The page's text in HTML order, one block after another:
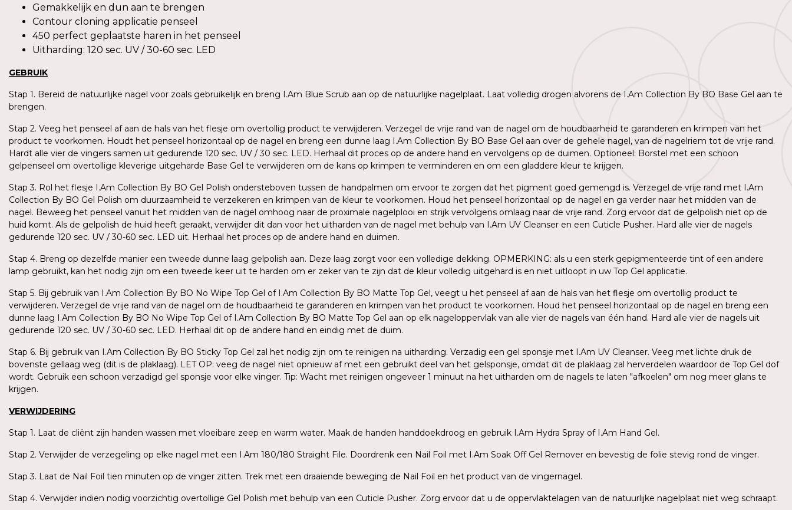
Gemakkelijk en dun aan te brengen
Contour cloning applicatie penseel
450 perfect geplaatste haren in het penseel
Uitharding: 120 sec. UV / 30-60 sec. LED
GEBRUIK
Stap 1. Bereid de natuurlijke nagel voor zoals gebruikelijk en breng I.Am Blue Scrub aan op de natuurlijke nagelplaat. Laat volledig drogen alvorens de I.Am Collection By BO Base Gel aan te
brengen.
Stap 2. Veeg het penseel af aan de hals van het flesje om overtollig product te verwijderen. Verzegel de vrije rand van de nagel om de houdbaarheid te garanderen en krimpen van het
product te voorkomen. Houdt het penseel horizontaal op de nagel en breng een dunne laag I.Am Collection By BO Base Gel aan over de gehele nagel, van de nagelriem tot de vrije rand.
Hardt alle vier de vingers samen uit gedurende 120 sec. UV / 30 sec. LED. Herhaal dit proces op de andere hand en vervolgens op de duimen. Optioneel: Borstel met een schoon
gelpenseel om overtollige kleverige uitgeharde Base Gel te verwijderen om de kans op krimpen te verminderen en om een gladdere kleur te krijgen.
Stap 3. Rol het flesje I.Am Collection By BO Gel Polish ondersteboven tussen de handpalmen om ervoor te zorgen dat het pigment goed gemengd is. Verzegel de vrije rand met I.Am
Collection By BO Gel Polish om duurzaamheid te verzekeren en krimpen van de kleur te voorkomen. Houd het penseel horizontaal op de nagel en ga verder naar het midden van de
nagel. Beweeg het penseel vanuit het midden van de nagel omhoog naar de proximale nagelplooi en strijk vervolgens omlaag naar de vrije rand. Zorg ervoor dat de gelpolish niet op de
huid komt. Als de gelpolish de huid heeft geraakt, verwijder dit dan voor het uitharden van de nagel met behulp van I.Am UV Cleanser en een Cuticle Pusher. Hard alle vier de nagels
gedurende 120 sec. UV / 30-60 sec. LED uit. Herhaal het proces op de andere hand en duimen.
Stap 4. Breng op dezelfde manier een tweede dunne laag gelpolish aan. Deze laag zorgt voor een volledige dekking. OPMERKING: als u een sterk gepigmenteerde tint of een andere
lamp gebruikt, kan het nodig zijn om een tweede keer uit te harden om er zeker van te zijn dat de kleur volledig uitgehard is en niet uitloopt in uw Top Gel applicatie.
Stap 5. Bij gebruik van I.Am Collection By BO No Wipe Top Gel of I.Am Collection By BO Matte Top Gel, veegt u het penseel af aan de hals van het flesje om overtollig product te
verwijderen. Verzegel de vrije rand van de nagel om de houdbaarheid te garanderen en krimpen van het product te voorkomen. Houd het penseel horizontaal op de nagel en breng een
dunne laag I.Am Collection By BO No Wipe Top Gel of I.Am Collection By BO Matte Top Gel aan op elk nageloppervlak van alle vier de nagels van één hand. Hard alle vier de nagels uit
gedurende 120 sec. UV / 30-60 sec. LED. Herhaal dit op de andere hand en eindig met de duim.
Stap 6. Bij gebruik van I.Am Collection By BO Sticky Top Gel zal het nodig zijn om te reinigen na uitharding. Verzadig een gel sponsje met I.Am UV Cleanser. Veeg met lichte druk de
bovenste gellaag weg (dit is de plaklaag). LET OP: veeg de nagel niet opnieuw af met een gebruikt deel van het gelsponsje, omdat dit de plaklaag zal herverdelen waardoor de Top Gel dof
wordt. Gebruik een schoon verzadigd gel sponsje voor elke vinger. Tip: Wacht met reinigen ongeveer 1 minuut na het uitharden om de nagels te laten "afkoelen" om nog meer glans te
krijgen.
VERWIJDERING
Stap 1. Laat de cliënt zijn handen wassen met vloeibare zeep en warm water. Maak de handen handdoekdroog en gebruik I.Am Hydra Spray of I.Am Hand Gel.
Stap 2. Verwijder de verzegeling op elke nagel met een I.Am 180/180 Straight File. Doordrenk een Nail Foil met I.Am Soak Off Gel Remover en bevestig de folie stevig rond de vinger.
Stap 3. Laat de Nail Foil tien minuten op de vinger zitten. Trek met een draaiende beweging de Nail Foil en het product van de vingernagel.
Stap 4. Verwijder indien nodig voorzichtig overtollige Gel Polish met behulp van een Cuticle Pusher. Zorg ervoor dat u de oppervlaktelagen van de natuurlijke nagelplaat niet weg schraapt.